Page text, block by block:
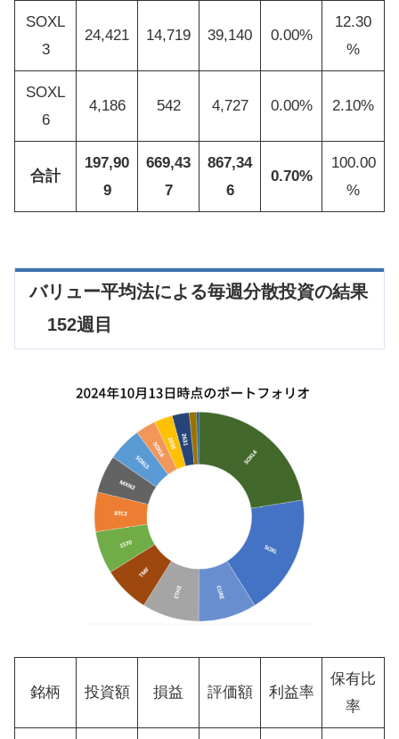
SOXL
3
24,421 14,719 39,140 0.00%
12.30
%
SOXL
6
4,186 542 4,727 0.00% 2.10%
合計
197,90
9
669,43
7
867,34
6
0.70%
100.00
%
バリュー平均法による毎週分散投資の結果
152週目
銘柄 投資額 損益 評価額 利益率
保有比
率